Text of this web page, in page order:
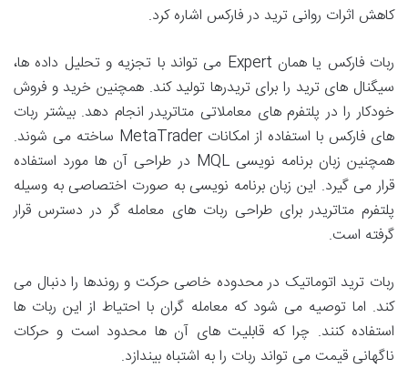
کاهش اثرات روانی ترید در فارکس اشاره کرد.
ربات فارکس یا همان Expert می تواند با تجزیه و تحلیل داده ها،
سیگنال های ترید را برای تریدرها تولید کند. همچنین خرید و فروش
خودکار را در پلتفرم های معاملاتی متاتریدر انجام دهد. بیشتر ربات
های فارکس با استفاده از امکانات MetaTrader ساخته می شوند.
همچنین زبان برنامه نویسی MQL در طراحی آن ها مورد استفاده
قرار می گیرد. این زبان برنامه نویسی به صورت اختصاصی به وسیله
پلتفرم متاتریدر برای طراحی ربات های معامله گر در دسترس قرار
گرفته است.
ربات ترید اتوماتیک در محدوده خاصی حرکت و روندها را دنبال می
کند. اما توصیه می شود که معامله گران با احتیاط از این ربات ها
استفاده کنند. چرا که قابلیت های آن ها محدود است و حرکات
ناگهانی قیمت می تواند ربات را به اشتباه بیندازد.